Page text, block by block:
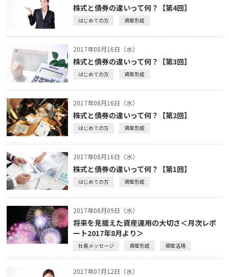
株式と債券の違いって何？【第4回】
はじめての方 資産形成
2017年08月16日（水）
株式と債券の違いって何？【第3回】
はじめての方 資産形成
2017年08月16日（水）
株式と債券の違いって何？【第2回】
はじめての方 資産形成
2017年08月16日（水）
株式と債券の違いって何？【第1回】
はじめての方 資産形成
2017年08月09日（水）
将来を見据えた資産運用の大切さ＜月次レポ
ート2017年8月より＞
社長メッセージ 資産形成 資産活用
2017年07月12日（水）